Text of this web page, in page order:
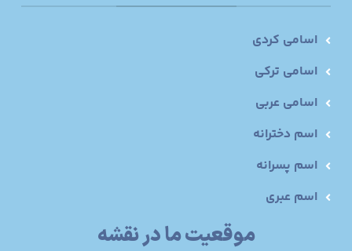
اسامی کردی
اسامی ترکی
اسامی عربی
اسم دخترانه
اسم پسرانه
اسم عبری
موقعیت ما در نقشه